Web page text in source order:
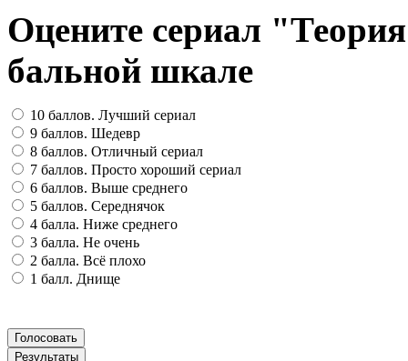
Оцените сериал
бальной шкале
10 баллов. Лучший сериал
9 баллов. Шедевр
8 баллов. Отличный сериал
7 баллов. Просто хороший сериал
6 баллов. Выше среднего
5 баллов. Середнячок
4 балла. Ниже среднего
3 балла. Не очень
2 балла. Всё плохо
1 балл. Днище